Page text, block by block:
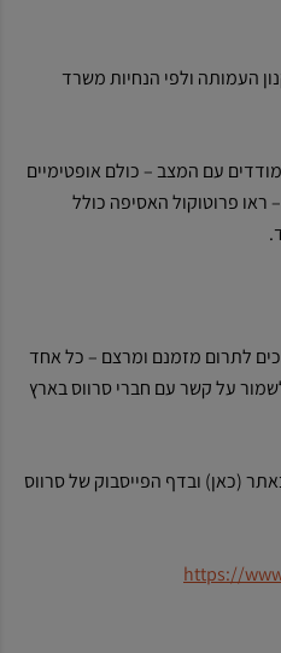
העמותה ולפי הנחיות משרד
עם המצב – כולם אופטימיים
ראו פרוטוקול האסיפה כולל
לתרום מזמנם ומרצם – כל אחד
על קשר עם חברי סרווס בארץ
(כאן) ובדף הפייסבוק של סרווס
https://